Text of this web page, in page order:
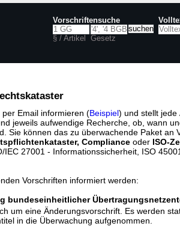
Vorschriftensuche
§ / Artikel Gesetz
Email informieren (Beispiel) und stellt jede
jeweils aufwendige Recherche, ob, wann
Sie können das zu überwachende Paket an
Compliance oder ISO-
27001 - Informationssicherheit, ISO
Vorschriften informiert werden:
bundeseinheitlicher
um eine Änderungsvorschrift. Es werden
in die Überwachung aufgenommen.